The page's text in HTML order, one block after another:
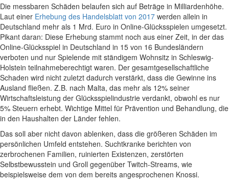
Die messbaren Schäden belaufen sich auf Beträge in Milliardenhöhe.
Laut einer Erhebung des Handelsblatt von 2017 werden allein in
Deutschland mehr als 1 Mrd. Euro in Online-Glücksspielen umgesetzt.
Pikant daran: Diese Erhebung stammt noch aus einer Zeit, in der das
Online-Glücksspiel in Deutschland in 15 von 16 Bundesländern
verboten und nur Spielende mit ständigem Wohnsitz in Schleswig-
Holstein teilnahmeberechtigt waren. Der gesamtgesellschaftliche
Schaden wird nicht zuletzt dadurch verstärkt, dass die Gewinne ins
Ausland fließen. Z.B. nach Malta, das mehr als 12% seiner
Wirtschaftsleistung der Glücksspielindustrie verdankt, obwohl es nur
5% Steuern erhebt. Wichtige Mittel für Prävention und Behandlung, die
in den Haushalten der Länder fehlen.
Das soll aber nicht davon ablenken, dass die größeren Schäden im
persönlichen Umfeld entstehen. Suchtkranke berichten von
zerbrochenen Familien, ruinierten Existenzen, zerstörten
Selbstbewusstein und Groll gegenüber Twitch-Streams, wie
beispielsweise dem von dem bereits angesprochenen Knossi.